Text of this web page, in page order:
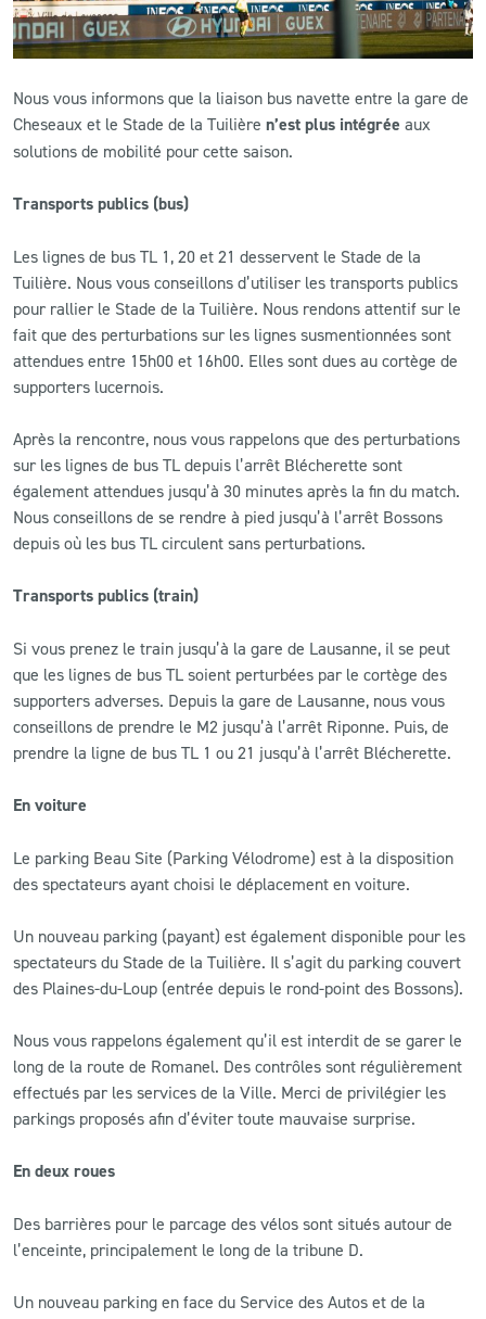
ACTUALITÉS
LS ACADEMY CAMPS
MATCH DES CELEBRITES
PRESSE ET MEDIAS
Nous vous informons que la liaison bus navette entre la gare de
Cheseaux et le Stade de la Tuilière n’est plus intégrée aux
solutions de mobilité pour cette saison.
Transports publics (bus)
Les lignes de bus TL 1, 20 et 21 desservent le Stade de la
Tuilière. Nous vous conseillons d’utiliser les transports publics
pour rallier le Stade de la Tuilière. Nous rendons attentif sur le
fait que des perturbations sur les lignes susmentionnées sont
attendues entre 15h00 et 16h00. Elles sont dues au cortège de
supporters lucernois.
Après la rencontre, nous vous rappelons que des perturbations
sur les lignes de bus TL depuis l’arrêt Blécherette sont
également attendues jusqu’à 30 minutes après la fin du match.
Nous conseillons de se rendre à pied jusqu’à l’arrêt Bossons
depuis où les bus TL circulent sans perturbations.
Transports publics (train)
Si vous prenez le train jusqu’à la gare de Lausanne, il se peut
que les lignes de bus TL soient perturbées par le cortège des
supporters adverses. Depuis la gare de Lausanne, nous vous
conseillons de prendre le M2 jusqu’à l’arrêt Riponne. Puis, de
prendre la ligne de bus TL 1 ou 21 jusqu’à l’arrêt Blécherette.
En voiture
Le parking Beau Site (Parking Vélodrome) est à la disposition
des spectateurs ayant choisi le déplacement en voiture.
Un nouveau parking (payant) est également disponible pour les
spectateurs du Stade de la Tuilière. Il s’agit du parking couvert
des Plaines-du-Loup (entrée depuis le rond-point des Bossons).
Nous vous rappelons également qu’il est interdit de se garer le
long de la route de Romanel. Des contrôles sont régulièrement
effectués par les services de la Ville. Merci de privilégier les
parkings proposés afin d’éviter toute mauvaise surprise.
En deux roues
Des barrières pour le parcage des vélos sont situés autour de
l’enceinte, principalement le long de la tribune D.
Un nouveau parking en face du Service des Autos et de la